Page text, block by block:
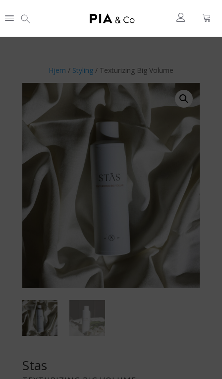
Hjem / Styling/ Texturizing Big Volume
Stas